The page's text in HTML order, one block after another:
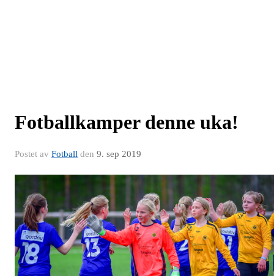
Fotballkamper denne uka!
Postet av Fotball den 9. sep 2019